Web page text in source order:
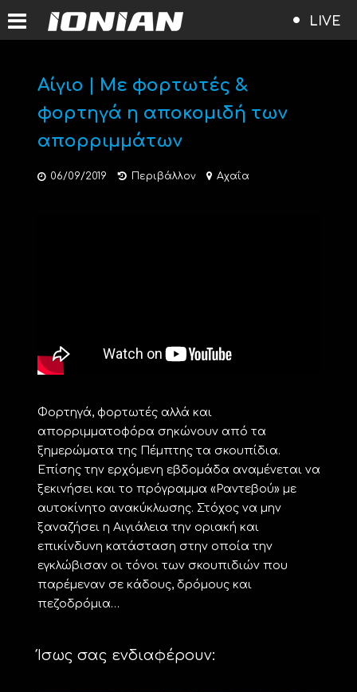
LIVE
Αίγιο | Με φορτωτές &
φορτηγά η αποκομιδή των
απορριμμάτων
06/09/2019 Περιβάλλον Αχαΐα
Φορτηγά, φορτωτές αλλά και
απορριμματοφόρα σηκώνουν από τα
ξημερώματα της Πέμπτης τα σκουπίδια.
Επίσης την ερχόμενη εβδομάδα αναμένεται να
ξεκινήσει και το πρόγραμμα «Ραντεβού» με
αυτοκίνητο ανακύκλωσης. Στόχος να μην
ξαναζήσει η Αιγιάλεια την οριακή και
επικίνδυνη κατάσταση στην οποία την
εγκλώβισαν οι τόνοι των σκουπιδιών που
παρέμεναν σε κάδους, δρόμους και
πεζοδρόμια…
Ίσως σας ενδιαφέρουν: